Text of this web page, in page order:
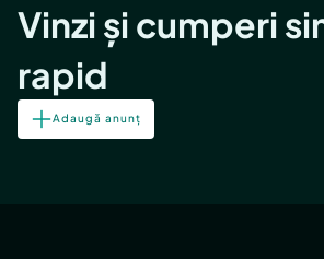
Vinzi și cumperi
rapid
Adaugă anunț